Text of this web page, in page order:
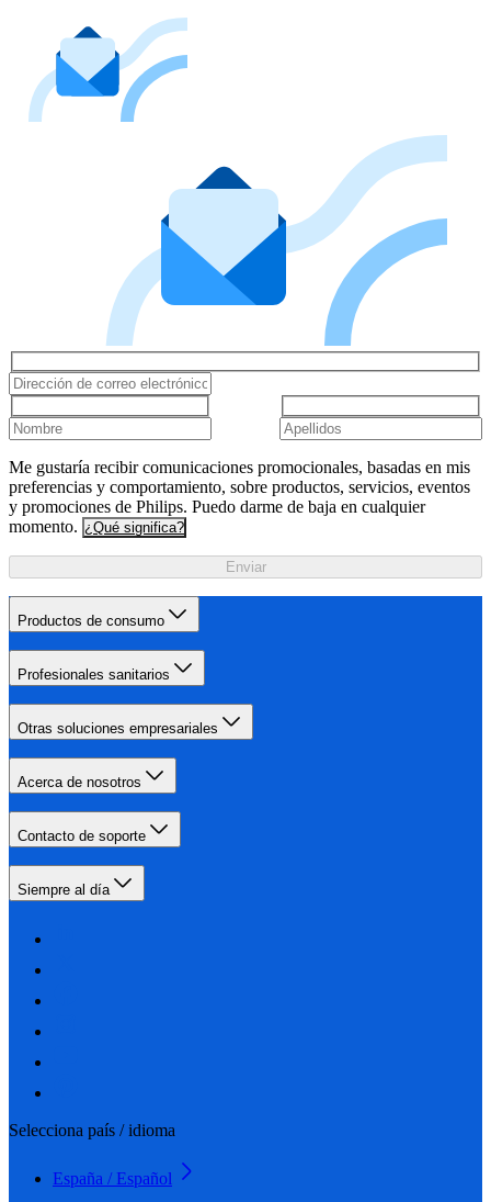
Me gustaría recibir comunicaciones promocionales, basadas en mis
preferencias y comportamiento, sobre productos, servicios, eventos
y promociones de Philips. Puedo darme de baja en cualquier
momento. ¿Qué significa?
Enviar
Productos de consumo
Profesionales sanitarios
Otras soluciones empresariales
Acerca de nosotros
Contacto de soporte
Siempre al día
Selecciona país / idioma
España / Español